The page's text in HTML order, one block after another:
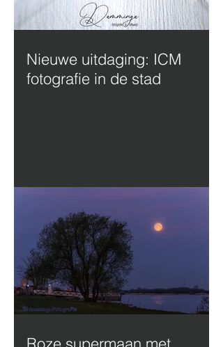
Nieuwe uitdaging: ICM
fotografie in de stad